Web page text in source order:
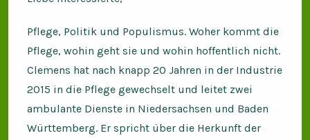
Pflege, Politik und Populismus. Woher kommt die
Pflege, wohin geht sie und wohin hoffentlich nicht.
Clemens hat nach knapp 20 Jahren in der Industrie
2015 in die Pflege gewechselt und leitet zwei
ambulante Dienste in Niedersachsen und Baden
Württemberg. Er spricht über die Herkunft der